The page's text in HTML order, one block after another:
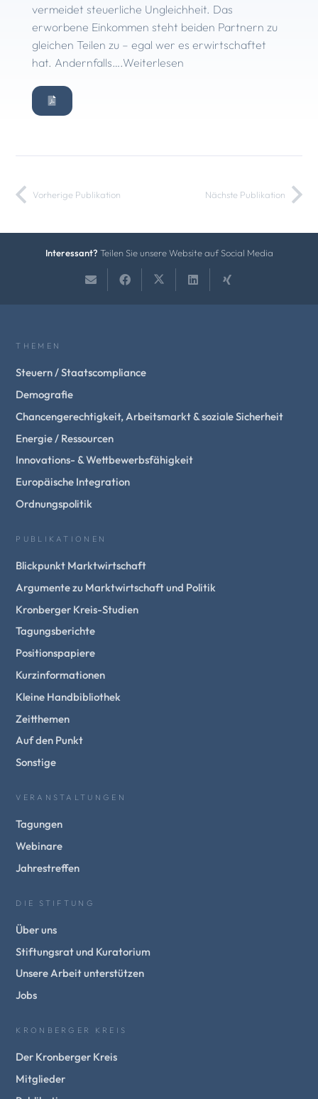
vermeidet steuerliche Ungleichheit. Das
erworbene Einkommen steht beiden Partnern zu
gleichen Teilen zu – egal wer es erwirtschaftet
hat. Andernfalls….Weiterlesen
Vorherige Publikation Nächste Publikation
Interessant? Teilen Sie unsere Website auf Social Media
THEMEN
Steuern / Staatscompliance
Demografie
Chancengerechtigkeit, Arbeitsmarkt & soziale Sicherheit
Energie / Ressourcen
Innovations- & Wettbewerbsfähigkeit
Europäische Integration
Ordnungspolitik
PUBLIKATIONEN
Blickpunkt Marktwirtschaft
Argumente zu Marktwirtschaft und Politik
Kronberger Kreis-Studien
Tagungsberichte
Positionspapiere
Kurzinformationen
Kleine Handbibliothek
Zeitthemen
Auf den Punkt
Sonstige
VERANSTALTUNGEN
Tagungen
Webinare
Jahrestreffen
DIE STIFTUNG
Über uns
Stiftungsrat und Kuratorium
Unsere Arbeit unterstützen
Jobs
KRONBERGER KREIS
Der Kronberger Kreis
Mitglieder